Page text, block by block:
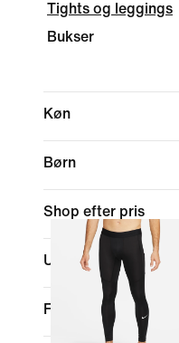
Tights og leggings
Bukser
Køn
Børn
Shop efter pris
Udsalg og tilbud
Farve